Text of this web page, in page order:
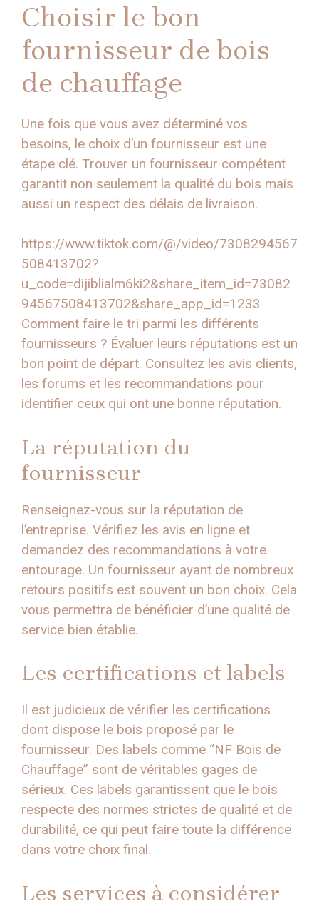
Choisir le bon
fournisseur de bois
de chauffage
Une fois que vous avez déterminé vos
besoins, le choix d’un fournisseur est une
étape clé. Trouver un fournisseur compétent
garantit non seulement la qualité du bois mais
aussi un respect des délais de livraison.
https://www.tiktok.com/@/video/7308294567
508413702?
u_code=dijiblialm6ki2&share_item_id=73082
94567508413702&share_app_id=1233
Comment faire le tri parmi les différents
fournisseurs ? Évaluer leurs réputations est un
bon point de départ. Consultez les avis clients,
les forums et les recommandations pour
identifier ceux qui ont une bonne réputation.
La réputation du
fournisseur
Renseignez-vous sur la réputation de
l’entreprise. Vérifiez les avis en ligne et
demandez des recommandations à votre
entourage. Un fournisseur ayant de nombreux
retours positifs est souvent un bon choix. Cela
vous permettra de bénéficier d’une qualité de
service bien établie.
Les certifications et labels
Il est judicieux de vérifier les certifications
dont dispose le bois proposé par le
fournisseur. Des labels comme “NF Bois de
Chauffage” sont de véritables gages de
sérieux. Ces labels garantissent que le bois
respecte des normes strictes de qualité et de
durabilité, ce qui peut faire toute la différence
dans votre choix final.
Les services à considérer